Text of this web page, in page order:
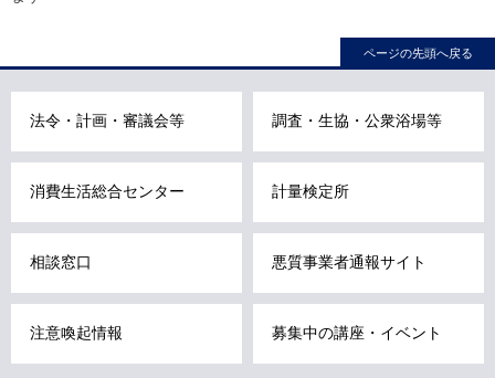
こ
で
ページの先頭へ戻る
法令・計画・審議会等 調査・生協・公衆浴場等
消費生活総合センター 計量検定所
相談窓口 悪質事業者通報サイト
注意喚起情報 募集中の講座・イベント